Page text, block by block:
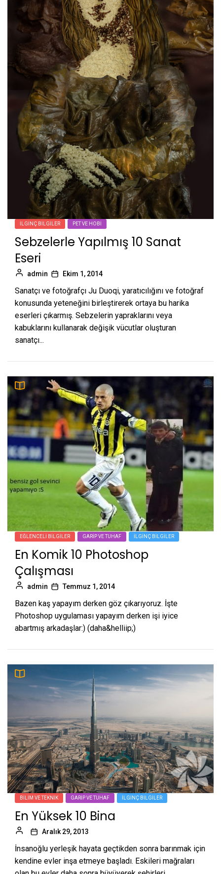
İLGINÇ BILGILER PET VE HOBI
Sebzelerle Yapılmış 10 Sanat
Eseri
admin Ekim 1, 2014
Sanatçı ve fotoğrafçı Ju Duoqi, yaratıcılığını ve fotoğraf
konusunda yeteneğini birleştirerek ortaya bu harika
eserleri çıkarmış. Sebzelerin yapraklarını veya
kabuklarını kullanarak değişik vücutlar oluşturan
sanatçı...
EĞLENCELI BILGILER GARIP VE TUHAF İLGINÇ BILGILER
En Komik 10 Photoshop
Çalışması
admin Temmuz 1, 2014
Bazen kaş yapayım derken göz çıkarıyoruz. İşte
Photoshop uygulaması yapayım derken işi iyice
abartmış arkadaşlar:) (daha&helliip;)
BILIM VE TEKNIK GARIP VE TUHAF İLGINÇ BILGILER
En Yüksek 10 Bina
Aralık 29, 2013
İnsanoğlu yerleşik hayata geçtikden sonra barınmak için
kendine evler inşa etmeye başladı. Eskileri mağraları